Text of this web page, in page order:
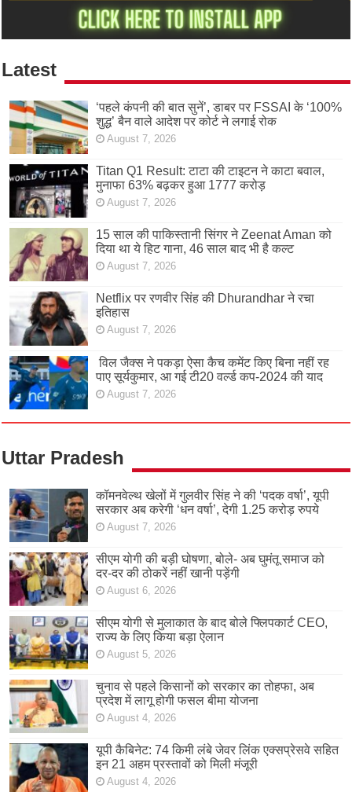
Latest
‘पहले कंपनी की बात सुनें’, डाबर पर FSSAI के ‘100%
शुद्ध’ बैन वाले आदेश पर कोर्ट ने लगाई रोक
August 7, 2026
Titan Q1 Result: टाटा की टाइटन ने काटा बवाल,
मुनाफा 63% बढ़कर हुआ 1777 करोड़
August 7, 2026
15 साल की पाकिस्तानी सिंगर ने Zeenat Aman को
दिया था ये हिट गाना, 46 साल बाद भी है कल्ट
August 7, 2026
Netflix पर रणवीर सिंह की Dhurandhar ने रचा
इतिहास
August 7, 2026
विल जैक्स ने पकड़ा ऐसा कैच कमेंट किए बिना नहीं रह
पाए सूर्यकुमार, आ गई टी20 वर्ल्ड कप-2024 की याद
August 7, 2026
Uttar Pradesh
कॉमनवेल्थ खेलों में गुलवीर सिंह ने की ‘पदक वर्षा’, यूपी
सरकार अब करेगी ‘धन वर्षा’, देगी 1.25 करोड़ रुपये
August 7, 2026
सीएम योगी की बड़ी घोषणा, बोले- अब घुमंतू समाज को
दर-दर की ठोकरें नहीं खानी पड़ेंगी
August 6, 2026
सीएम योगी से मुलाकात के बाद बोले फ्लिपकार्ट CEO,
राज्य के लिए किया बड़ा ऐलान
August 5, 2026
चुनाव से पहले किसानों को सरकार का तोहफा, अब
प्रदेश में लागू होगी फसल बीमा योजना
August 4, 2026
यूपी कैबिनेट: 74 किमी लंबे जेवर लिंक एक्सप्रेसवे सहित
इन 21 अहम प्रस्तावों को मिली मंजूरी
August 4, 2026